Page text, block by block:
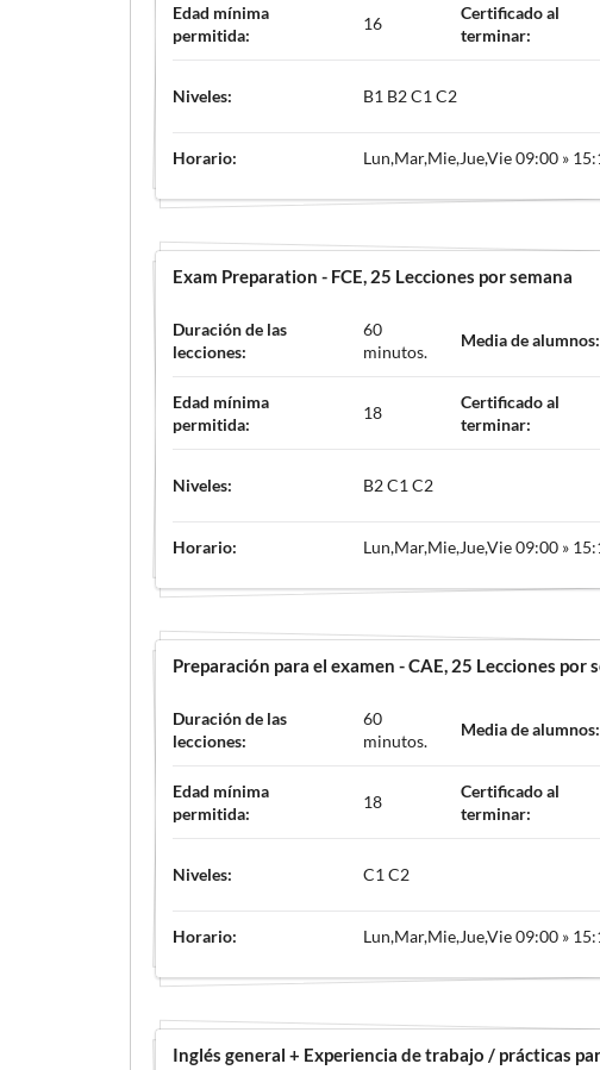
Edad mínima
permitida:
16
Certificado al
terminar:
Niveles: B1 B2 C1 C2
Horario: Lun,Mar,Mie,Jue,Vie 09:00 »
Exam Preparation - FCE, 25 Lecciones por semana
Duración de las
lecciones:
60
minutos.
Media de alumnos:
Edad mínima
permitida:
18
Certificado al
terminar:
Niveles: B2 C1 C2
Horario: Lun,Mar,Mie,Jue,Vie 09:00 »
Preparación para el examen - CAE, 25 Lecciones por
Duración de las
lecciones:
60
minutos.
Media de alumnos:
Edad mínima
permitida:
18
Certificado al
terminar:
Niveles: C1 C2
Horario: Lun,Mar,Mie,Jue,Vie 09:00 »
Inglés general + Experiencia de trabajo / prácticas